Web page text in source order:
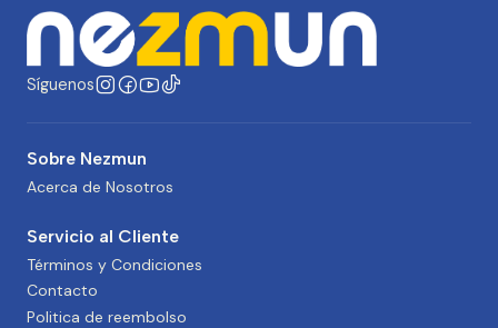
Síguenos
Sobre Nezmun
Acerca de Nosotros
Servicio al Cliente
Términos y Condiciones
Contacto
Politica de reembolso